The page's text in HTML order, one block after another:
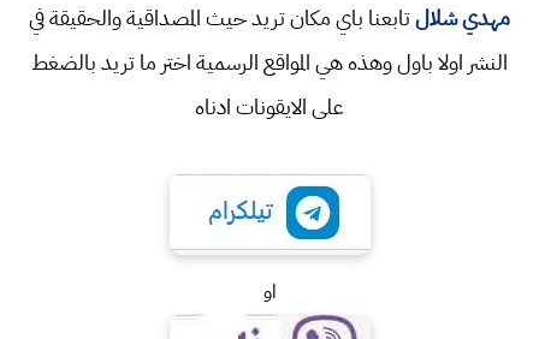
مهدي شلالتابعنا باي مكان تريد حيث المصداقية والحقيقة في
النشر اولا باول وهذه هي المواقع الرسمية اختر ما تريد بالضغط
على الايقونات ادناه
او